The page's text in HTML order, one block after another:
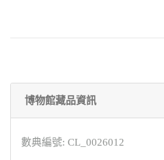
博物館藏品資訊
數典編號: CL_0026012